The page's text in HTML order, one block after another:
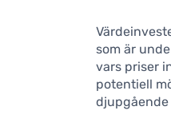
som är
vars priser
potentiell